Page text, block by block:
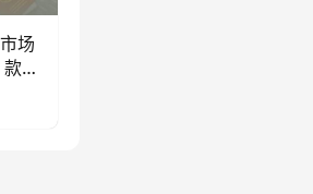
场
款